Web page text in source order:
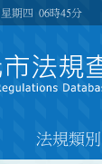
星期四06時45分
法規類別